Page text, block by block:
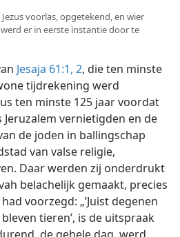
voorlas, opgetekend, en wier
er in eerste instantie door te
Jesaja 61:1, 2, die ten minste
tijdrekening werd
ten minste 125 jaar voordat
vernietigden en de
de joden in ballingschap
van valse religie,
Daar werden zij onderdrukt
belachelijk gemaakt, precies
voorzegd: „’Juist degenen
tieren’, is de uitspraak